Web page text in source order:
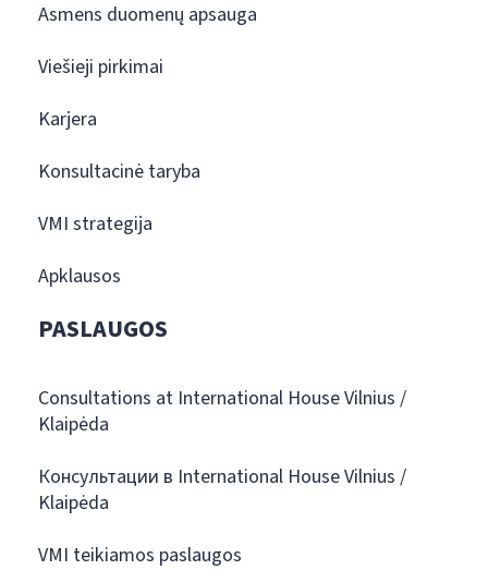
Asmens duomenų apsauga
Viešieji pirkimai
Karjera
Konsultacinė taryba
VMI strategija
Apklausos
PASLAUGOS
Consultations at International House Vilnius /
Klaipėda
Консультации в International House Vilnius /
Klaipėda
VMI teikiamos paslaugos